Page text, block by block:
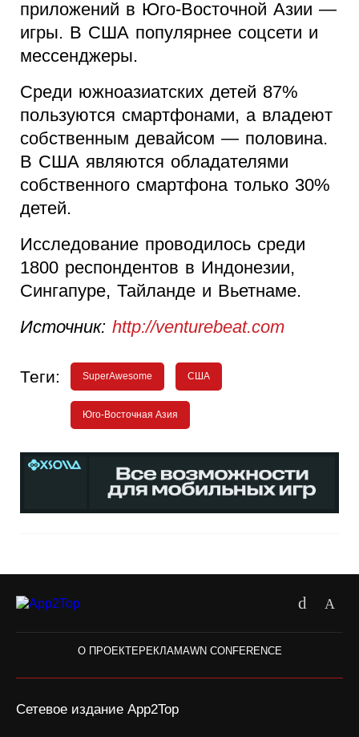
приложений в Юго-Восточной Азии —
игры. В США популярнее соцсети и
мессенджеры.
Среди южноазиатских детей 87%
пользуются смартфонами, а владеют
собственным девайсом — половина.
В США являются обладателями
собственного смартфона только 30%
детей.
Исследование проводилось среди
1800 респондентов в Индонезии,
Сингапуре, Тайланде и Вьетнаме.
Источник: http://venturebeat.com
Теги: SuperAwesome США
Юго-Восточная Азия
О ПРОЕКТЕРЕКЛАМАWN CONFERENCE
Сетевое издание App2Top